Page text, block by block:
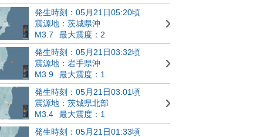
発生時刻：05月21日05:20頃
震源地：茨城県沖
M3.7
最大震度：2
発生時刻：05月21日03:32頃
震源地：岩手県沖
M3.9
最大震度：1
発生時刻：05月21日03:01頃
震源地：茨城県北部
M3.4
最大震度：1
発生時刻：05月21日01:33頃